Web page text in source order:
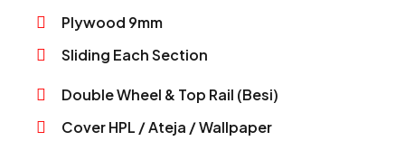
Plywood 9mm
Sliding Each Section
Double Wheel & Top Rail (Besi)
Cover HPL / Ateja / Wallpaper